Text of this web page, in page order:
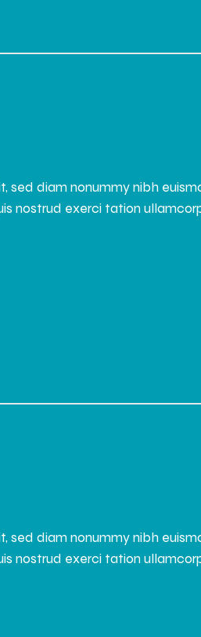
sed diam nonummy nibh
nostrud exerci tation
sed diam nonummy nibh
nostrud exerci tation